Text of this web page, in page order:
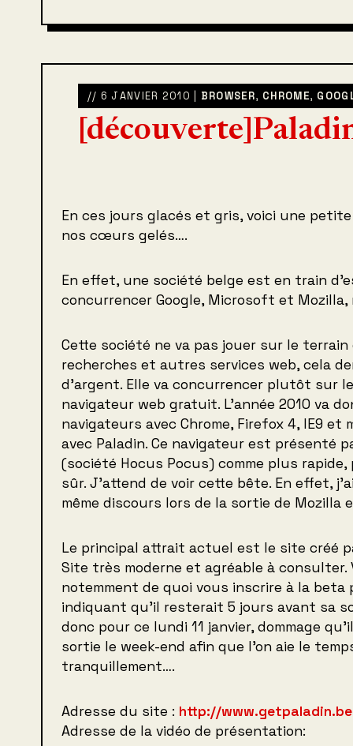
// 6 JANVIER 2010 | BROWSER, CHROME,
En ces jours glacés et gris, voici une
nos cœurs gelés….
En effet, une société belge est en train
concurrencer Google, Microsoft et Mozilla,
Cette société ne va pas jouer sur le
recherches et autres services web, cela
d’argent. Elle va concurrencer plutôt sur
navigateur web gratuit. L’année 2010 va
navigateurs avec Chrome, Firefox 4, IE9 et
avec Paladin. Ce navigateur est présenté
(société Hocus Pocus) comme plus
sûr. J’attend de voir cette bête. En effet,
même discours lors de la sortie de Mozilla
Le principal attrait actuel est le site créé
Site très moderne et agréable à consulter.
notemment de quoi vous inscrire à la
indiquant qu’il resterait 5 jours avant sa
donc pour ce lundi 11 janvier, dommage
sortie le week-end afin que l’on aie le
tranquillement….
Adresse du site : http://www.getpaladin.be
Adresse de la vidéo de présentation: